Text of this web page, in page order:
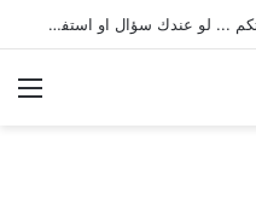
نتشرف بتلقي طلباتكم و استفسارتكم ... لو عندك سؤال او استفسار ماتدرددش فى طلب المساعدة